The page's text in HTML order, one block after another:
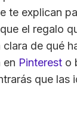
te explican
el regalo
de qué
en Pinterest o
que las